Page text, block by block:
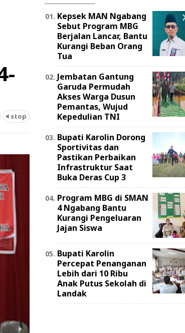
stop
Kepsek MAN Ngabang
Sebut Program MBG
Berjalan Lancar, Bantu
Kurangi Beban Orang
Tua
Jembatan Gantung
Garuda Permudah
Akses Warga Dusun
Pemantas, Wujud
Kepedulian TNI
Bupati Karolin Dorong
Sportivitas dan
Pastikan Perbaikan
Infrastruktur Saat
Buka Deras Cup 3
Program MBG di SMAN
4 Ngabang Bantu
Kurangi Pengeluaran
Jajan Siswa
Bupati Karolin
Percepat Penanganan
Lebih dari 10 Ribu
Anak Putus Sekolah di
Landak